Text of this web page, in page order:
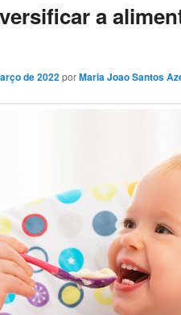
a
de 2022porMaria Joao Santos